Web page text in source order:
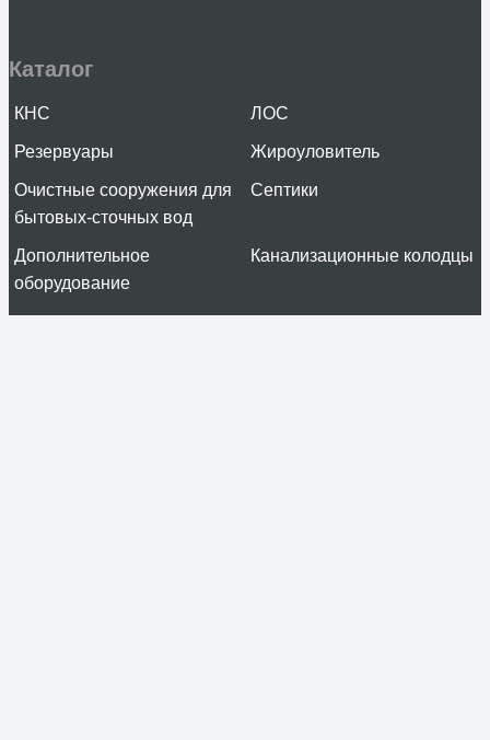
Каталог
КНС ЛОС
Резервуары Жироуловитель
Очистные сооружения для
бытовых-сточных вод
Септики
Дополнительное
оборудование
Канализационные колодцы